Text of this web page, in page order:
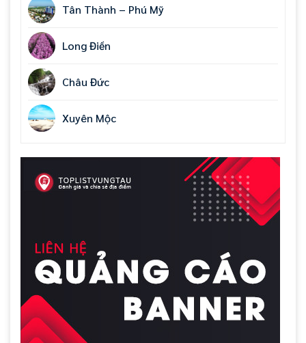
Tân Thành – Phú Mỹ
Long Điền
Châu Đức
Xuyên Mộc